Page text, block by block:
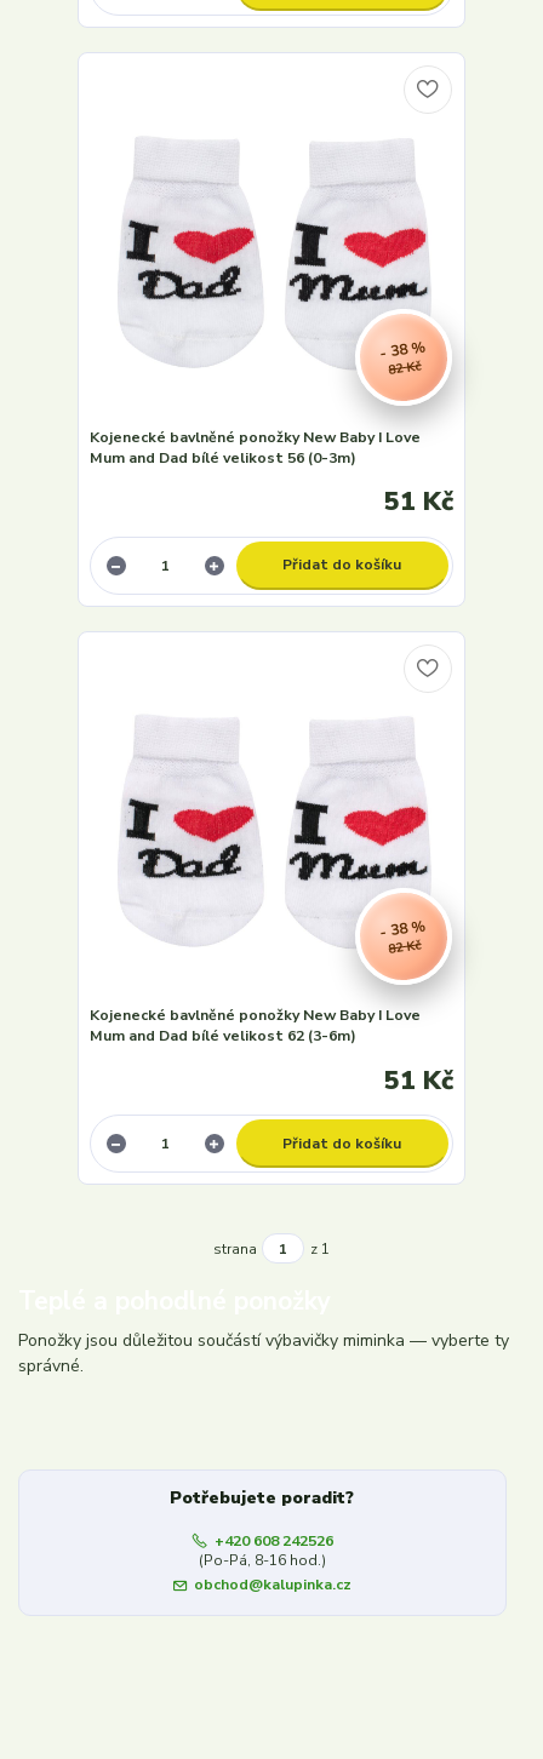
82 Kč
- 38 %
Kojenecké bavlněné ponožky New Baby I Love
Mum and Dad bílé velikost 56 (0-3m)
51 Kč
Přidat do košíku
82 Kč
- 38 %
Kojenecké bavlněné ponožky New Baby I Love
Mum and Dad bílé velikost 62 (3-6m)
51 Kč
Přidat do košíku
strana z 1
Ponožky jsou důležitou součástí výbavičky miminka — vyberte ty
správné.
Potřebujete poradit?
+420 608 242526
(Po-Pá, 8-16 hod.)
obchod@kalupinka.cz